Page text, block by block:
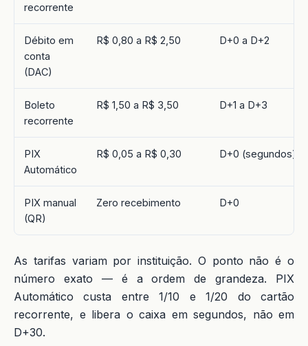
recorrente
Débito em
conta
(DAC)
R$ 0,80 a R$ 2,50 D+0 a D+2
Boleto
recorrente
R$ 1,50 a R$ 3,50 D+1 a D+3
PIX
Automático
R$ 0,05 a R$ 0,30 D+0 (segundos)
PIX manual
(QR)
Zero recebimento D+0
As tarifas variam por instituição. O ponto não é o
número exato — é a ordem de grandeza. PIX
Automático custa entre 1/10 e 1/20 do cartão
recorrente, e libera o caixa em segundos, não em
D+30.